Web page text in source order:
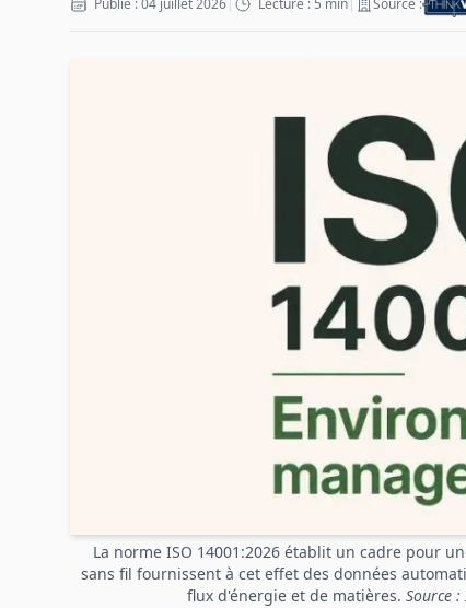
Publié : 04 juillet 2026| Lecture : 5 min| Source :
La norme ISO 14001:2026 établit un cadre pour
sans fil fournissent à cet effet des données
flux d'énergie et de matières. Source